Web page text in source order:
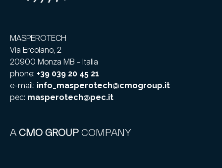
MASPEROTECH
Via Ercolano, 2
20900 Monza MB – Italia
phone: +39 039 20 45 21
e-mail: info_masperotech@cmogroup.it
pec: masperotech@pec.it
A CMO GROUP COMPANY